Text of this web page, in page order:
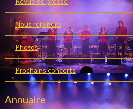
Nous rejoindre
Photos
Prochains concerts
Annuaire